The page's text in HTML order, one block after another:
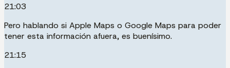
21:03
Pero hablando si Apple Maps o Google Maps para poder
tener esta información afuera, es buenísimo.
21:15